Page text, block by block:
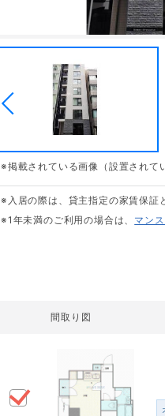
※掲載されている画像（設置されて
※入居の際は、貸主指定の家賃保証
※1年未満のご利用の場合は、 マン
間取り図